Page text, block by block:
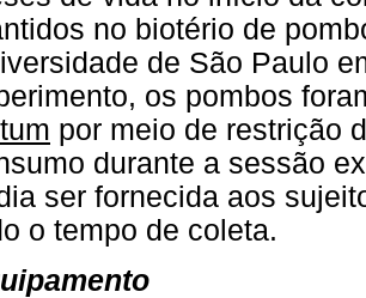
no biotério de
de São Paulo
os pombos
por meio de restrição
durante a sessão
ser fornecida aos
o tempo de coleta.